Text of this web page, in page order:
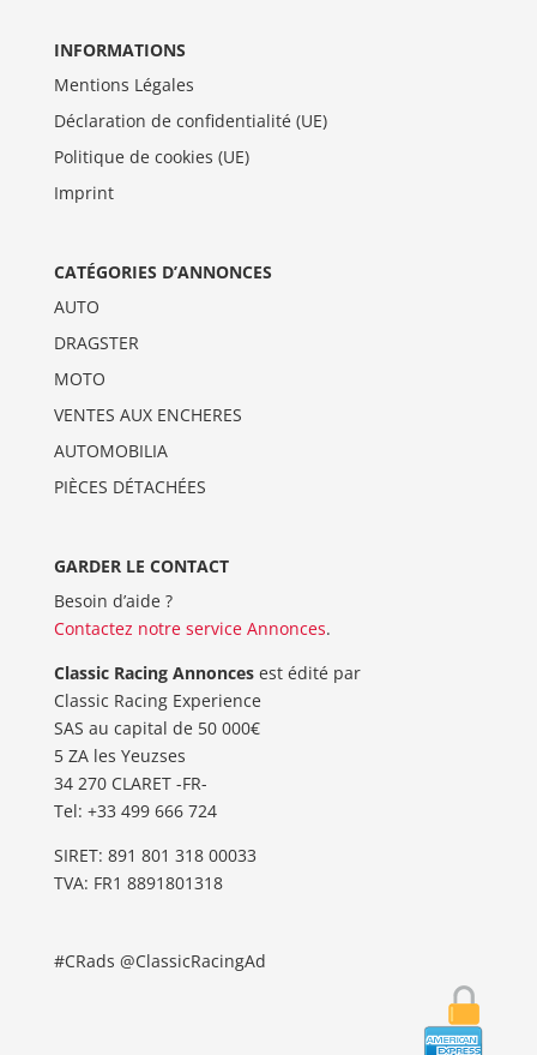
INFORMATIONS
Mentions Légales
Déclaration de confidentialité (UE)
Politique de cookies (UE)
Imprint
CATÉGORIES D’ANNONCES
AUTO
DRAGSTER
MOTO
VENTES AUX ENCHERES
AUTOMOBILIA
PIÈCES DÉTACHÉES
GARDER LE CONTACT
Besoin d’aide ?
Contactez notre service Annonces.
Classic Racing Annoncesest édité par
Classic Racing Experience
SAS au capital de 50 000€
5 ZA les Yeuzses
34 270 CLARET -FR-
Tel: ‭+33 499 666 724‬
SIRET: 891 801 318 00033
TVA: FR1 8891801318
#CRads @ClassicRacingAd